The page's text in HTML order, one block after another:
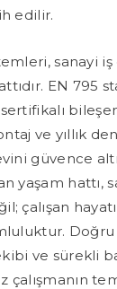
edilir.
sanayi
EN 795
ve yıllık
güvence
yaşam hattı,
çalışan
ve sürekli
çalışmanın